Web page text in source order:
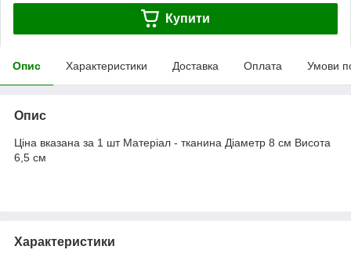
Купити
Опис Характеристики Доставка Оплата Умови
Опис
Ціна вказана за 1 шт Матеріал - тканина Діаметр 8 см Висота
6,5 см
Характеристики